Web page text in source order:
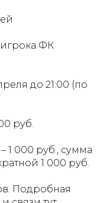
игрока ФК
до 21:00 (по
руб.
000 руб., сумма
1 000 руб.
Подробная